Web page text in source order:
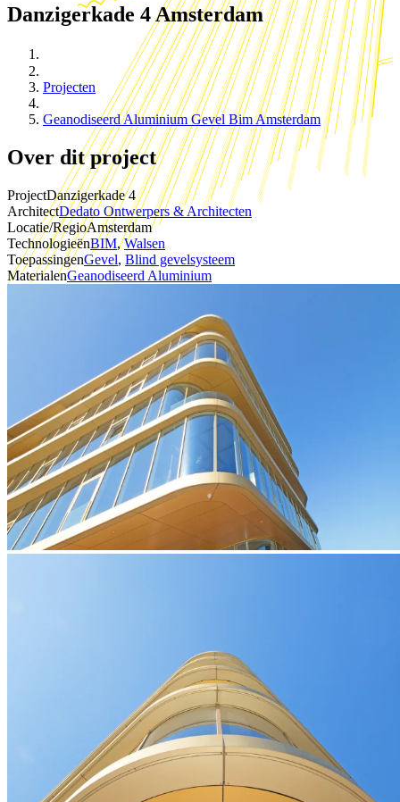
Danzigerkade 4Amsterdam
Projecten
Geanodiseerd Aluminium Gevel Bim Amsterdam
Over dit project
ProjectDanzigerkade 4
ArchitectDedato Ontwerpers & Architecten
Locatie/RegioAmsterdam
TechnologieënBIM,Walsen
ToepassingenGevel, Blind gevelsysteem
MaterialenGeanodiseerd Aluminium